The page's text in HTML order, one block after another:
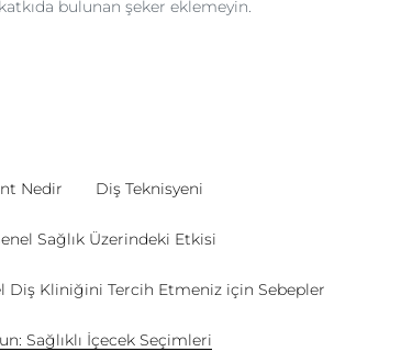
bulunan şeker eklemeyin.
Nedir Diş Teknisyeni
Sağlık Üzerindeki Etkisi
Diş Kliniğini Tercih Etmeniz için Sebepler
Sağlıklı İçecek Seçimleri